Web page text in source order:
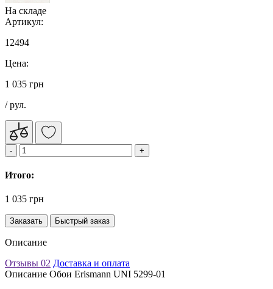
На складе
Артикул:
12494
Цена:
1 035 грн
/ рул.
Итого:
1 035 грн
Заказать Быстрый заказ
Описание
Отзывы 02 Доставка и оплата
Описание Обои Erismann UNI 5299-01